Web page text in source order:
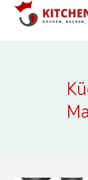
Zum
Inhalt